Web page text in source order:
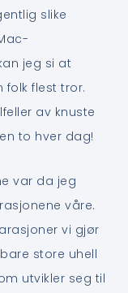
slike
jeg si at
folk flest tror.
av knuste
to hver dag!
var da jeg
våre.
vi gjør
store uhell
utvikler seg til